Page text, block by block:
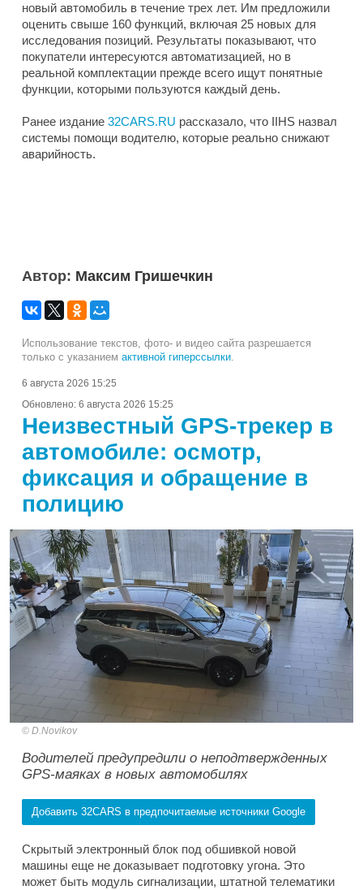
новый автомобиль в течение трех лет. Им предложили
оценить свыше 160 функций, включая 25 новых для
исследования позиций. Результаты показывают, что
покупатели интересуются автоматизацией, но в
реальной комплектации прежде всего ищут понятные
функции, которыми пользуются каждый день.
Ранее издание 32CARS.RU рассказало, что IIHS назвал
системы помощи водителю, которые реально снижают
аварийность.
Автор: Максим Гришечкин
Использование текстов, фото- и видео сайта разрешается
только с указанием активной гиперссылки
6 августа 2026 15:25
Обновлено: 6 августа 2026 15:25
Неизвестный GPS-трекер в
автомобиле: осмотр,
фиксация и обращение в
полицию
D.Novikov
Водителей предупредили о неподтвержденных
GPS-маяках в новых автомобилях
Добавить 32CARS в предпочитаемые источники Google
Скрытый электронный блок под обшивкой новой
машины еще не доказывает подготовку угона. Это
может быть модуль сигнализации, штатной телематики